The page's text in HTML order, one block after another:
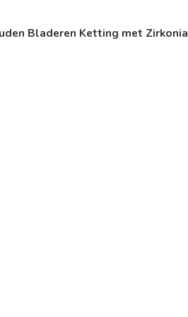
Bladeren Ketting met Zirkonia